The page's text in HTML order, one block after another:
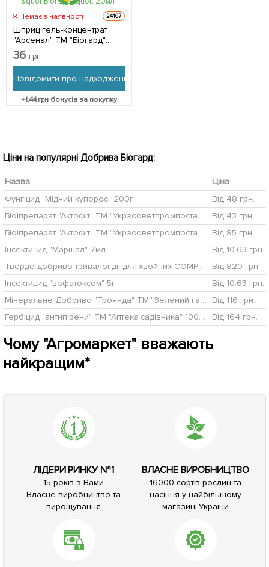
Немає в наявності 24167
Шприц гель-концентрат
"Арсенал" ТМ "Біогард"
20мл
36 грн
Повідомити про надходження
+1.44грн бонусів за покупку
Ціни на популярні Добрива Біогард:
Назва
Ціна
Фунгіцид "Мідний купорос" 200г
Від 48 грн.
Біоіпрепарат "Актофіт" ТМ "Укрзооветпромпостач" 40мл.
Від 43 грн.
Біоіпрепарат "Актофіт" ТМ "Укрзооветпромпостач" 100мл.
Від 85 грн.
Інсектицид "Маршал" 7мл
Від 10.63 грн.
Тверде добриво тривалої дії для хвойних COMPO 2кг (3856)
Від 820 грн.
Інсектицид "вофатоксом" 5г
Від 10.63 грн.
Мінеральне Добриво "Троянда" ТМ "Зелений гай AQUA" 300г
Від 116 грн.
Гербіцид "антипірени" ТМ "Аптека садівника" 100мл
Від 164 грн.
Чому "Агромаркет" вважають
найкращим*
ЛІДЕРИ РИНКУ №1
15 років з Вами
Власне виробництво та
вирощування
ВЛАСНЕ ВИРОБНИЦТВО
16000 сортів рослин та
насіння у найбільшому
магазині України